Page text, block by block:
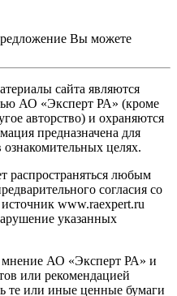
Вы можете
сайта являются
АО «Эксперт РА» (кроме
авторство) и охраняются
предназначена для
целях.
распространяться любым
согласия со
www.raexpert.ru
указанных
АО «Эксперт РА» и
или рекомендацией
те или иные ценные бумаги